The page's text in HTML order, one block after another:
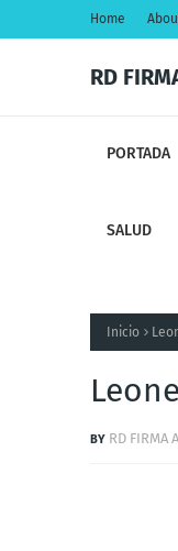
Home
RD
PORTADA
SALUD
Inicio
RD FIRMA